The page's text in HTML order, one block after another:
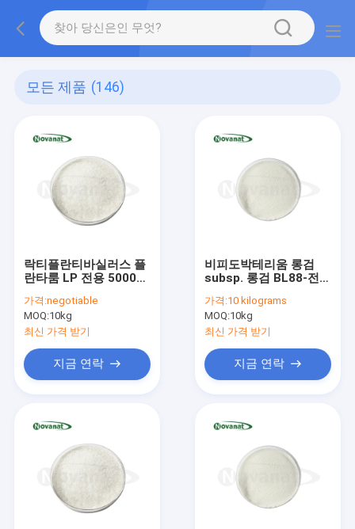
모든 제품 (146)
락티플란티바실러스 플
란타룸 LP 전용 5000억
프리/글루텐 프리/유제
품 프리
가격:negotiable
MOQ:10kg
최신 가격 받기
지금 연락
비피도박테리움 롱검
subsp. 롱검 BL88-전용
레르겐 프리/글루텐 프
리/유제품 프리
가격:10 kilograms
MOQ:10kg
최신 가격 받기
지금 연락